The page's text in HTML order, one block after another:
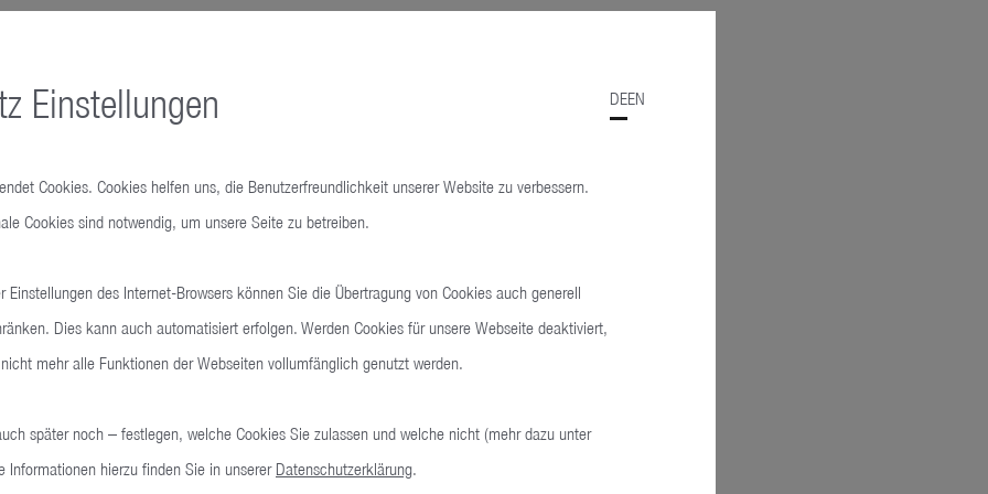
und Limitierungsnummer von 1/75 bis 75/75
Stunden
mit Streifenschliff und graviertem
Einstellungen DEEN
Cookies. Cookies helfen uns, die Benutzerfreundlichkeit unserer Website zu verbessern.
Cookies sind notwendig, um unsere Seite zu betreiben.
Einstellungen des Internet-Browsers können Sie die Übertragung von Cookies auch generell
Dies kann auch automatisiert erfolgen. Werden Cookies für unsere Webseite deaktiviert,
mehr alle Funktionen der Webseiten vollumfänglich genutzt werden.
später noch – festlegen, welche Cookies Sie zulassen und welche nicht (mehr dazu unter
Informationen hierzu finden Sie in unserer Datenschutzerklärung.